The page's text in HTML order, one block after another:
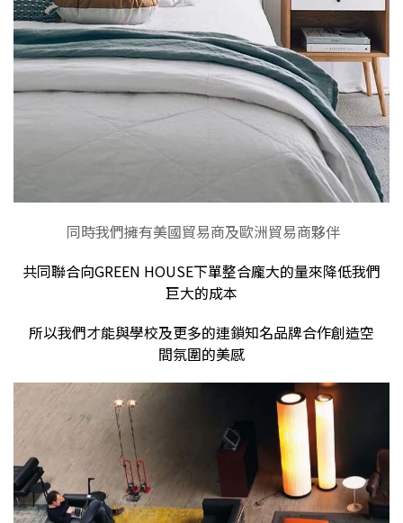
同時我們擁有美國貿易商及歐洲貿易商夥伴
共同聯合向GREEN HOUSE下單整合龐大的量來降低我們
巨大的成本
所以我們才能與學校及更多的連鎖知名品牌合作創造空
間氛圍的美感